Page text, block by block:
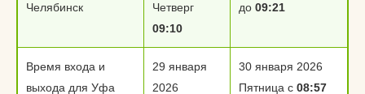
Челябинск
Четверг
09:10
до 09:21
Время входа и
выхода для Уфа
29 января
2026
30 января 2026
Пятница с 08:57